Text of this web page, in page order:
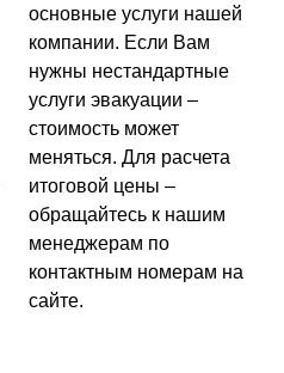
основные услуги нашей
компании. Если Вам
нужны нестандартные
услуги эвакуации –
стоимость может
меняться. Для расчета
итоговой цены –
обращайтесь к нашим
менеджерам по
контактным номерам на
сайте.